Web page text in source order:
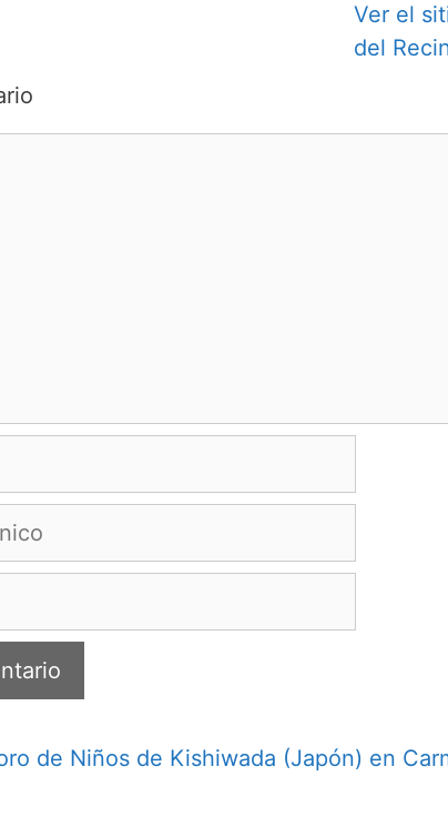
Ver el
del
de Niños de Kishiwada (Japón) en